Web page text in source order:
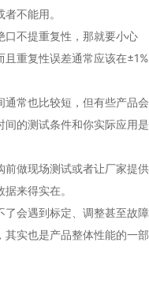
不能用。
口不提重复性，那就要小心
重复性误差通常应该在±1%
通常也比较短，但有些产品会
的测试条件和你实际应用是
前做现场测试或者让厂家提供
来得实在。
了会遇到标定、调整甚至故障
实也是产品整体性能的一部